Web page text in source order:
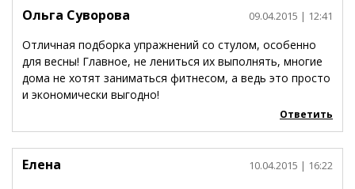
Ольга Суворова 09.04.2015 | 12:41
Отличная подборка упражнений со стулом, особенно
для весны! Главное, не лениться их выполнять, многие
дома не хотят заниматься фитнесом, а ведь это просто
и экономически выгодно!
Ответить
Елена 10.04.2015 | 16:22